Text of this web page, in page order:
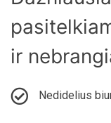
ir
Nedidelius